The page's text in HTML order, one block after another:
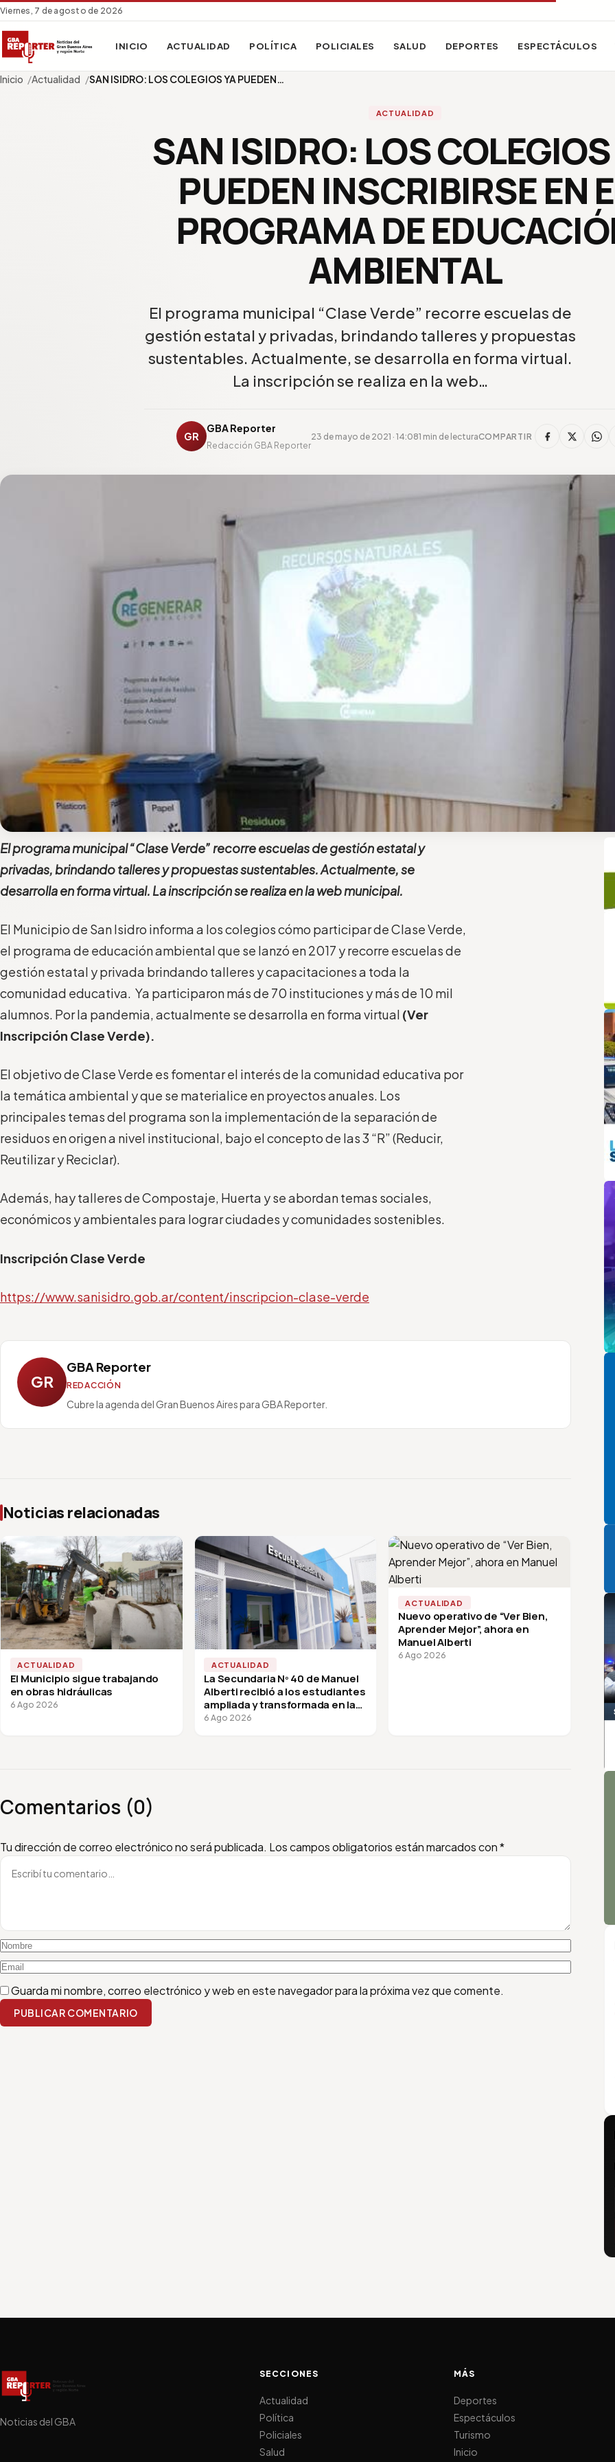
Viernes, 7 de agosto de 2026
INICIO ACTUALIDAD POLÍTICA POLICIALES SALUD DEPORTES ESPECTÁCULOS
Inicio Actualidad SAN ISIDRO: LOS COLEGIOS YA PUEDEN…
ACTUALIDAD
SAN ISIDRO: LOS
PUEDEN INSCRIBIRSE EN
PROGRAMA DE
AMBIENTAL
El programa municipal “Clase Verde” recorre escuelas de
gestión estatal y privadas, brindando talleres y propuestas
sustentables. Actualmente, se desarrolla en forma virtual.
La inscripción se realiza en la web…
GR
GBA Reporter
Redacción GBA Reporter
23 de mayo de 2021 · 14:081 min de lecturaCOMPARTIR
El programa municipal “Clase Verde” recorre escuelas de gestión estatal y
privadas, brindando talleres y propuestas sustentables. Actualmente, se
desarrolla en forma virtual. La inscripción se realiza en la web municipal.
El Municipio de San Isidro informa a los colegios cómo participar de Clase Verde,
el programa de educación ambiental que se lanzó en 2017 y recorre escuelas de
gestión estatal y privada brindando talleres y capacitaciones a toda la
comunidad educativa. Ya participaron más de 70 instituciones y más de 10 mil
alumnos. Por la pandemia, actualmente se desarrolla en forma virtual (Ver
Inscripción Clase Verde).
El objetivo de Clase Verde es fomentar el interés de la comunidad educativa por
la temática ambiental y que se materialice en proyectos anuales. Los
principales temas del programa son la implementación de la separación de
residuos en origen a nivel institucional, bajo el concepto de las 3 “R” (Reducir,
Reutilizar y Reciclar).
Además, hay talleres de Compostaje, Huerta y se abordan temas sociales,
económicos y ambientales para lograr ciudades y comunidades sostenibles.
Inscripción Clase Verde
https://www.sanisidro.gob.ar/content/inscripcion-clase-verde
GR
GBA Reporter
REDACCIÓN
Cubre la agenda del Gran Buenos Aires para GBA Reporter.
Noticias relacionadas
ACTUALIDAD
El Municipio sigue trabajando
en obras hidráulicas
6 Ago 2026
ACTUALIDAD
La Secundaria Nº 40 de Manuel
Alberti recibió a los estudiantes
ampliada y transformada en la
vuelta a clases
6 Ago 2026
ACTUALIDAD
Nuevo operativo de “Ver Bien,
Aprender Mejor”, ahora en
Manuel Alberti
6 Ago 2026
Comentarios (0)
Tu dirección de correo electrónico no será publicada. Los campos obligatorios están marcados con*
Escribí tu comentario
Nombre
Email
Guarda mi nombre, correo electrónico y web en este navegador para la próxima vez que comente.
PUBLICAR COMENTARIO
Noticias del GBA
SECCIONES
Actualidad
Política
Policiales
Salud
MÁS
Deportes
Espectáculos
Turismo
Inicio